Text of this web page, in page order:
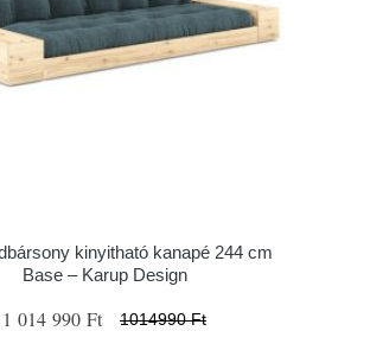
kinyitható kanapé 244 cm
Base – Karup Design
1 014 990 Ft 1014990 Ft